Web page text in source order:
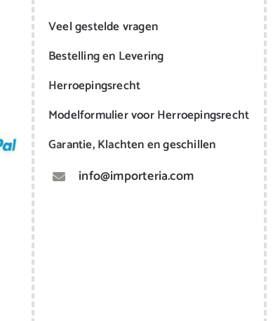
Veel gestelde vragen
Bestelling en Levering
Herroepingsrecht
Modelformulier voor Herroepingsrecht
Garantie, Klachten en geschillen
info@importeria.com